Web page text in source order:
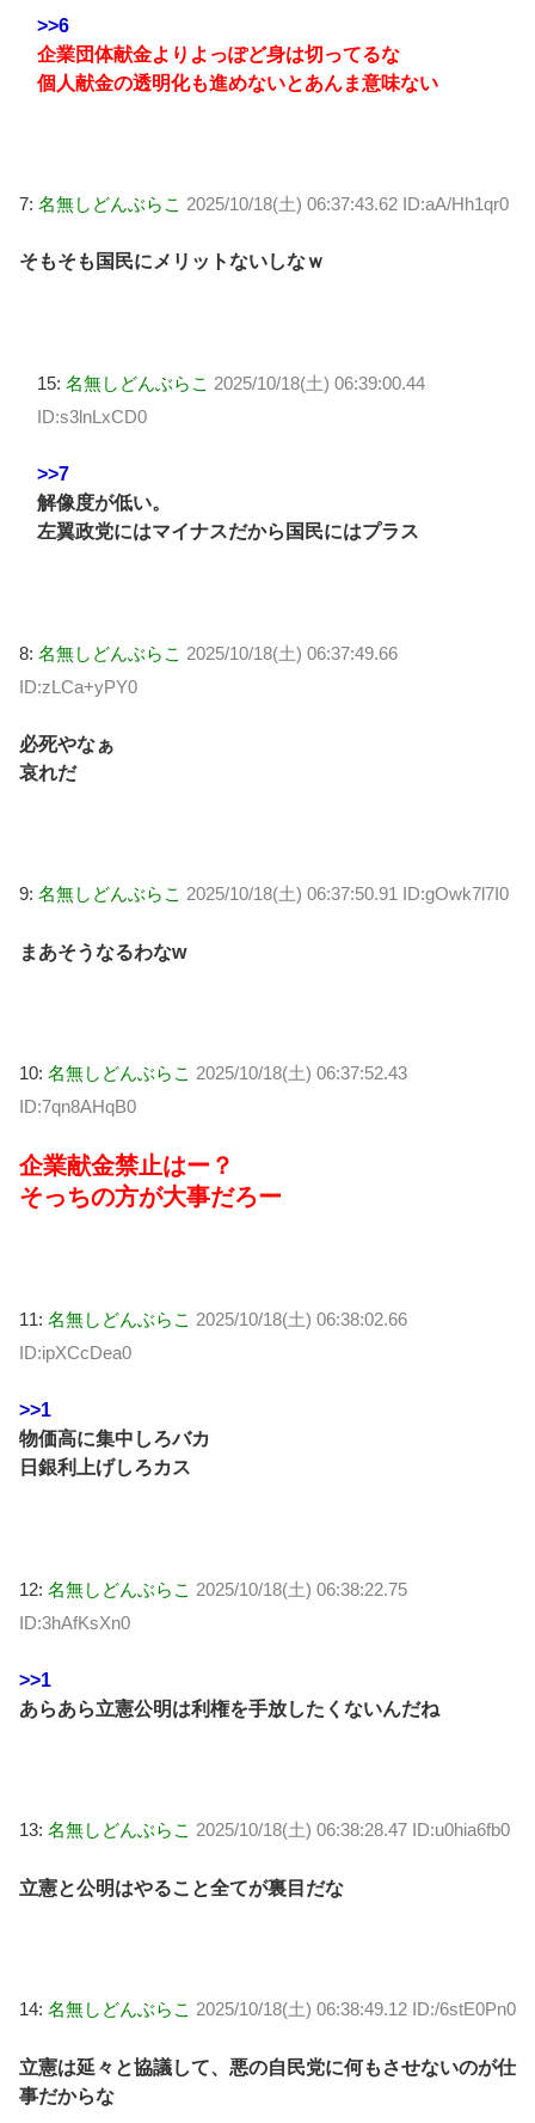
>>6
企業団体献金よりよっぽど身は切ってるな
個人献金の透明化も進めないとあんま意味ない
7: 名無しどんぶらこ 2025/10/18(土) 06:37:43.62 ID:aA/Hh1qr0
そもそも国民にメリットないしなｗ
15: 名無しどんぶらこ 2025/10/18(土) 06:39:00.44
ID:s3lnLxCD0
>>7
解像度が低い。
左翼政党にはマイナスだから国民にはプラス
8: 名無しどんぶらこ 2025/10/18(土) 06:37:49.66
ID:zLCa+yPY0
必死やなぁ
哀れだ
9: 名無しどんぶらこ 2025/10/18(土) 06:37:50.91 ID:gOwk7l7I0
まあそうなるわなw
10: 名無しどんぶらこ 2025/10/18(土) 06:37:52.43
ID:7qn8AHqB0
企業献金禁止はー？
そっちの方が大事だろー
11: 名無しどんぶらこ 2025/10/18(土) 06:38:02.66
ID:ipXCcDea0
>>1
物価高に集中しろバカ
日銀利上げしろカス
12: 名無しどんぶらこ 2025/10/18(土) 06:38:22.75
ID:3hAfKsXn0
>>1
あらあら立憲公明は利権を手放したくないんだね
13: 名無しどんぶらこ 2025/10/18(土) 06:38:28.47 ID:u0hia6fb0
立憲と公明はやること全てが裏目だな
14: 名無しどんぶらこ 2025/10/18(土) 06:38:49.12 ID:/6stE0Pn0
立憲は延々と協議して、悪の自民党に何もさせないのが仕
事だからな